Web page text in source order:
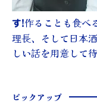
す!作ることも食べ
理長、そして日本
しい話を用意して
ピックアップ